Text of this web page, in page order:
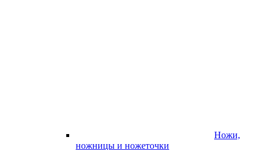
Ножи,
ножницы и ножеточки